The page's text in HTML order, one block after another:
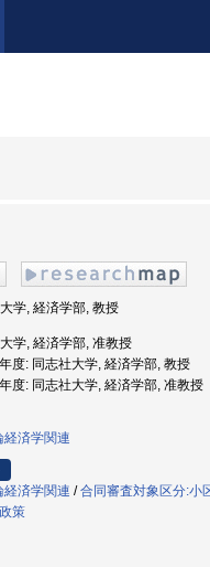
学, 経済学部, 教授
学, 経済学部, 准教授
度: 同志社大学, 経済学部, 教授
度: 同志社大学, 経済学部, 准教授
済学関連
済学関連 /合同審査対象区分:小
策